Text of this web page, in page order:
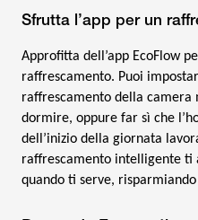
Sfrutta l’app per un
Approfitta dell’app EcoFlow
raffrescamento. Puoi
raffrescamento della camera
dormire, oppure far sì che
dell’inizio della giornata
raffrescamento intelligente ti
quando ti serve,